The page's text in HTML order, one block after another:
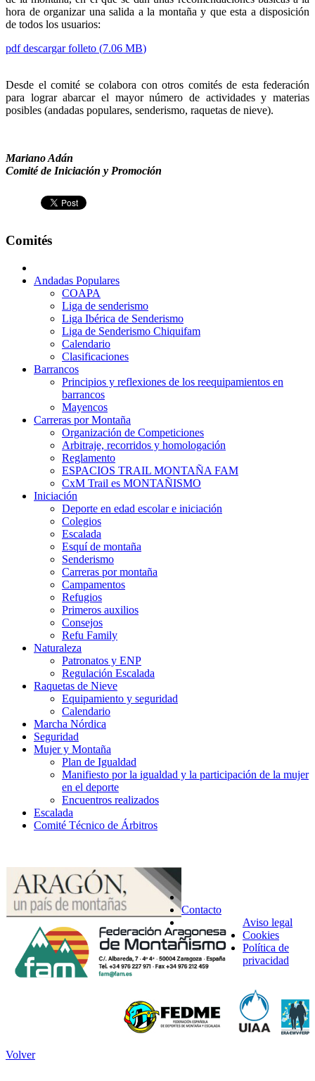
hora de organizar una salida a la montaña y que esta a disposición
de todos los usuarios:
pdfdescargar folleto (7.06 MB)
Desde el comité se colabora con otros comités de esta federación
para lograr abarcar el mayor número de actividades y materias
posibles (andadas populares, senderismo, raquetas de nieve).
Mariano Adán
Comité de Iniciación y Promoción
Comités
Andadas Populares
COAPA
Liga de senderismo
Liga Ibérica de Senderismo
Liga de Senderismo Chiquifam
Calendario
Clasificaciones
Barrancos
Principios y reflexiones de los reequipamientos en
barrancos
Mayencos
Carreras por Montaña
Organización de Competiciones
Arbitraje, recorridos y homologación
Reglamento
ESPACIOS TRAIL MONTAÑA FAM
CxM Trail es MONTAÑISMO
Iniciación
Deporte en edad escolar e iniciación
Colegios
Escalada
Esquí de montaña
Senderismo
Carreras por montaña
Campamentos
Refugios
Primeros auxilios
Consejos
Refu Family
Naturaleza
Patronatos y ENP
Regulación Escalada
Raquetas de Nieve
Equipamiento y seguridad
Calendario
Marcha Nórdica
Seguridad
Mujer y Montaña
Plan de Igualdad
Manifiesto por la igualdad y la participación de la mujer
en el deporte
Encuentros realizados
Escalada
Comité Técnico de Árbitros
Contacto
Aviso legal
Cookies
Política de
privacidad
Volver